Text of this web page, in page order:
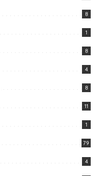
8
1
8
4
8
11
1
79
4